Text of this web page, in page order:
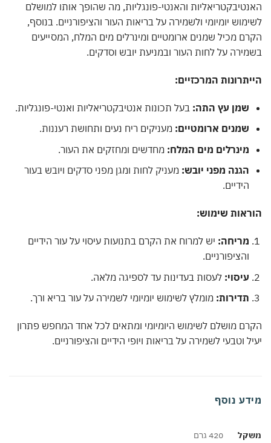
והאנטי-פונגליות, מה שהופך אותו למושלם
יומיומי ולשמירה על בריאות העור והציפורניים. בנוסף,
מכיל שמנים ארומטיים ומינרלים מים המלח, המסייעים
על לחות העור ובמניעת יובש וסדקים.
המרכזיים:
שמן עץ התה:בעל תכונות אנטיבקטריאליות ואנטי-פונגליות.
שמנים ארומטיים:מעניקים ריח נעים ותחושת רעננות.
מינרלים מים המלח:מחדשים ומחזקים את העור.
הגנה מפני יובש:מעניק לחות ומגן מפני סדקים ויובש בעור
הידיים.
שימוש:
מריחה:יש למרוח את הקרם בתנועות עיסוי על עור הידיים
והציפורניים.
עיסוי:לעסות בעדינות עד לספיגה מלאה.
תדירות:מומלץ לשימוש יומיומי לשמירה על עור בריא ורך.
מושלם לשימוש היומיומי ומתאים לכל אחד המחפש פתרון
וטבעי לשמירה על בריאות ויופי הידיים והציפורניים.
נוסף
420 גרם